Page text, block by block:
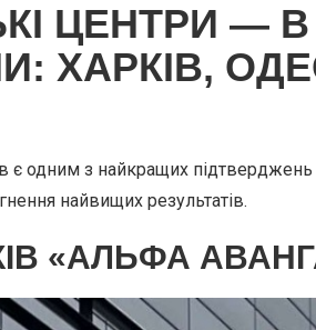
ЦЕНТРИ —
ХАРКІВ,
є одним з найкращих підтверджень
найвищих результатів.
«АЛЬФА